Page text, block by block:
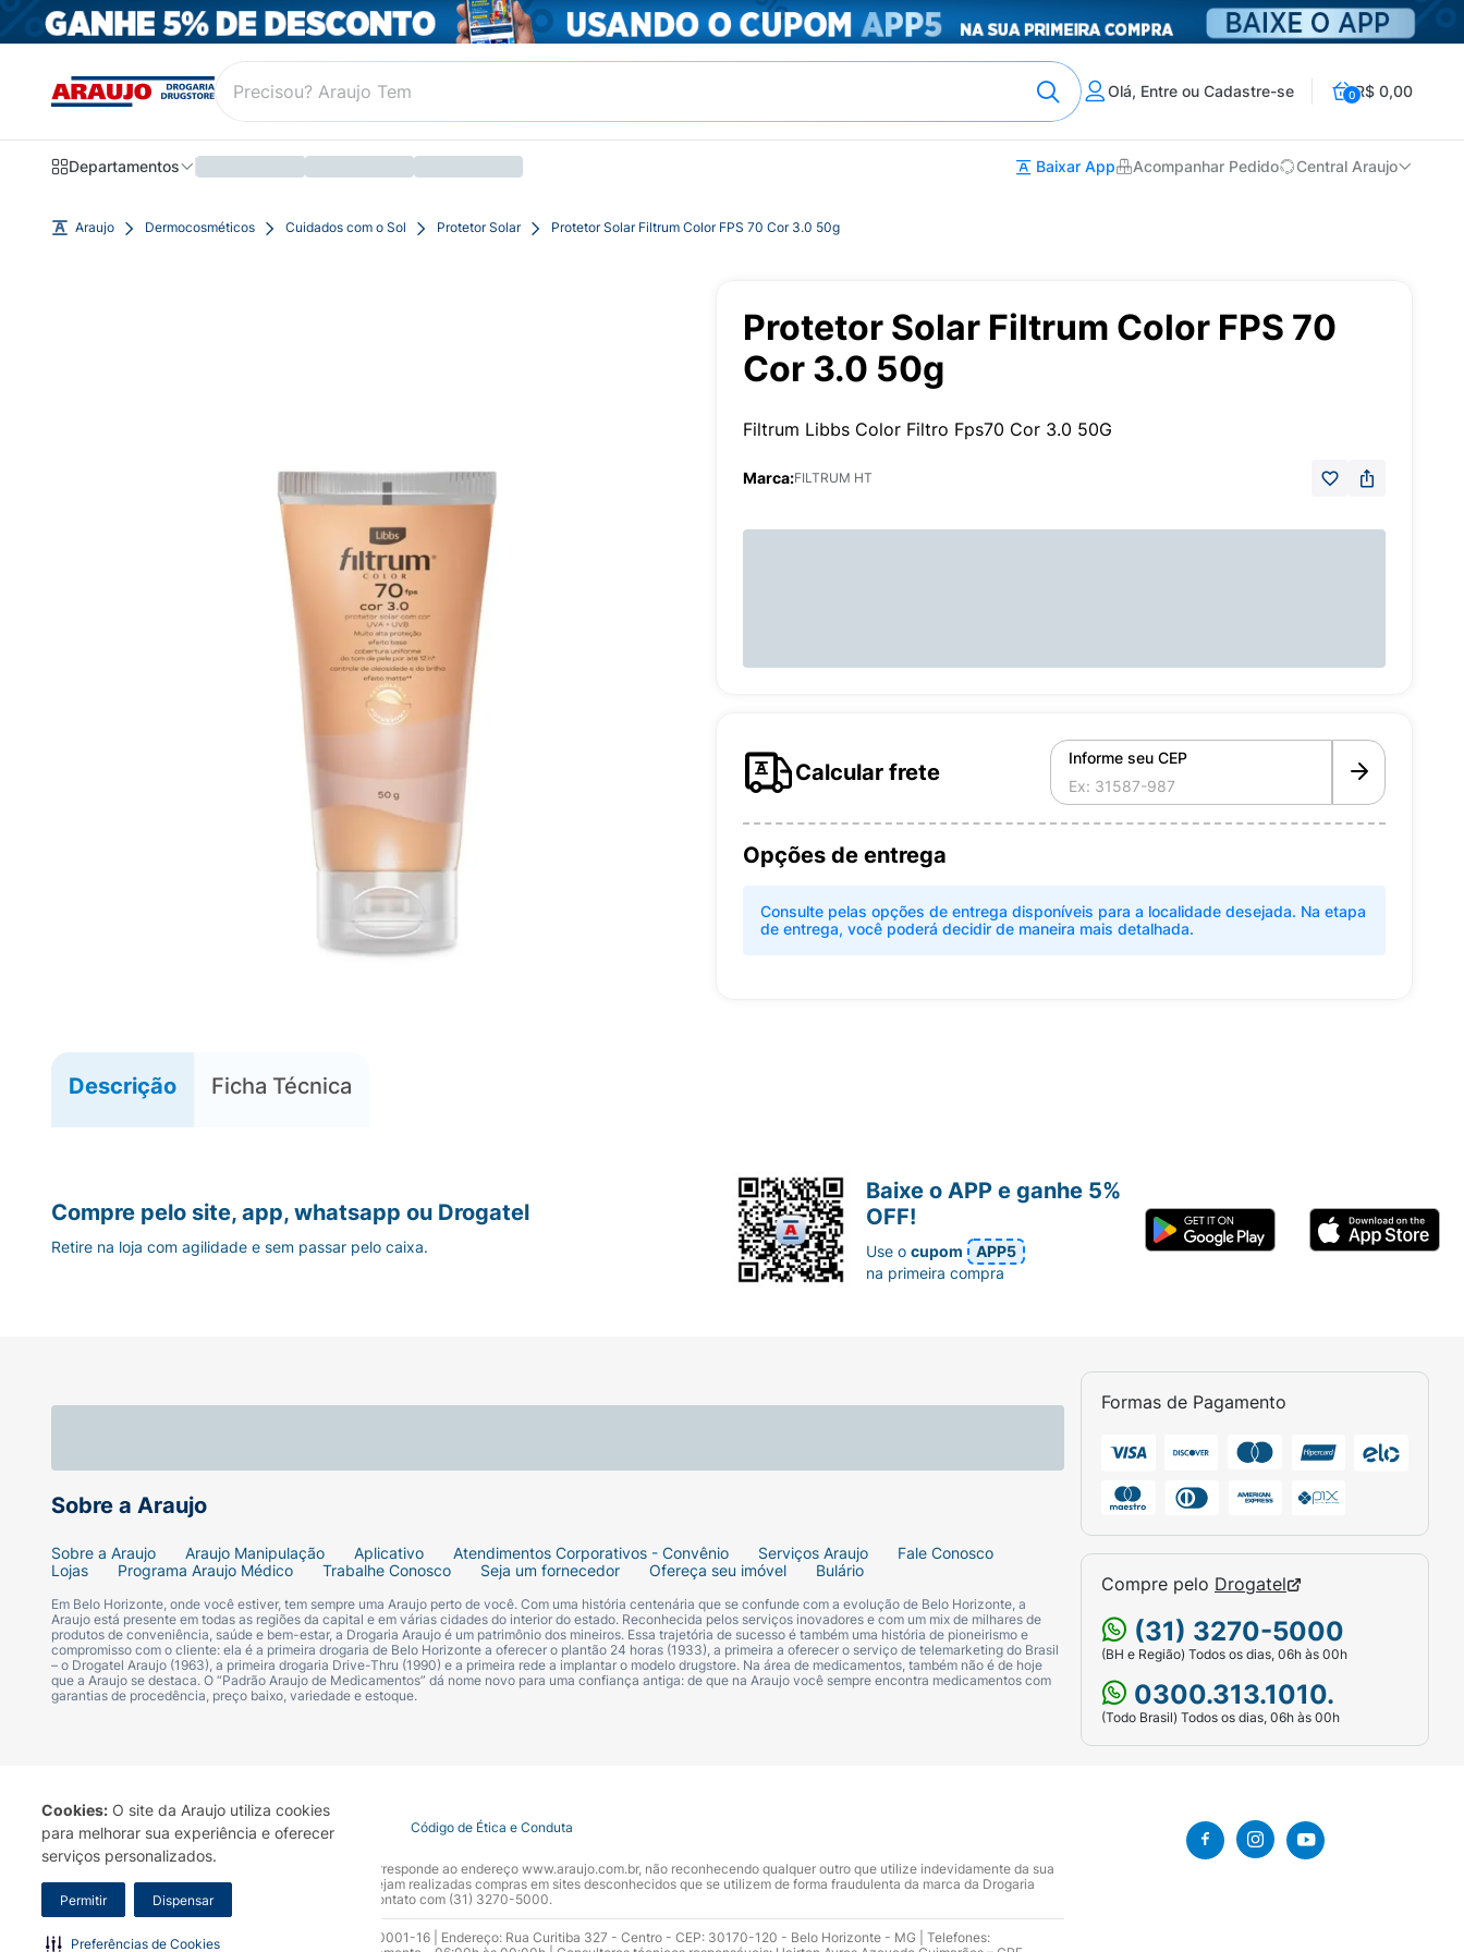
Cookies: O site da Araujo utiliza cookies
para melhorar sua experiência e oferecer
serviços personalizados.
Permitir Dispensar
Preferências de Cookies
Olá, Entre ou Cadastre-se 0R$ 0,00
Departamentos Baixar App Acompanhar Pedido Central Araujo
Araujo Dermocosméticos Cuidados com o Sol Protetor Solar Protetor Solar Filtrum Color FPS 70 Cor 3.0 50g
Protetor Solar Filtrum Color FPS 70
Cor 3.0 50g
Filtrum Libbs Color Filtro Fps70 Cor 3.0 50G
Marca:FILTRUM HT
Calcular frete
Informe seu CEP
Opções de entrega
Consulte pelas opções de entrega disponíveis para a localidade desejada. Na etapa
de entrega, você poderá decidir de maneira mais detalhada.
Descrição Ficha Técnica
Sobre a Araujo
Sobre a Araujo Araujo Manipulação Aplicativo Atendimentos Corporativos - Convênio Serviços Araujo
Fale Conosco
Lojas
Programa Araujo Médico Trabalhe Conosco Seja um fornecedor Ofereça seu imóvel Bulário
Em Belo Horizonte, onde você estiver, tem sempre uma Araujo perto de você. Com uma história centenária que se confunde com a evolução de Belo Horizonte, a
Araujo está presente em todas as regiões da capital e em várias cidades do interior do estado. Reconhecida pelos serviços inovadores e com um mix de milhares de
produtos de conveniência, saúde e bem-estar, a Drogaria Araujo é um patrimônio dos mineiros. Essa trajetória de sucesso é também uma história de pioneirismo e
compromisso com o cliente: ela é a primeira drogaria de Belo Horizonte a oferecer o plantão 24 horas (1933), a primeira a oferecer o serviço de telemarketing do Brasil
– o Drogatel Araujo (1963), a primeira drogaria Drive-Thru (1990) e a primeira rede a implantar o modelo drugstore. Na área de medicamentos, também não é de hoje
que a Araujo se destaca. O “Padrão Araujo de Medicamentos” dá nome novo para uma confiança antiga: de que na Araujo você sempre encontra medicamentos com
garantias de procedência, preço baixo, variedade e estoque.
Formas de Pagamento
Compre pelo Drogatel
(31) 3270-5000
(BH e Região) Todos os dias, 06h às 00h
0300.313.1010.
(Todo Brasil) Todos os dias, 06h às 00h
Compre pelo site, app, whatsapp ou Drogatel
Retire na loja com agilidade e sem passar pelo caixa.
Baixe o APP e ganhe 5%
OFF!
Use ocupom
APP5
na primeira compra
Termo de Uso Portal da Privacidade Covid-19 Código de Ética e Conduta
A Drogaria Araujo S/A informa que o seu site oficial corresponde ao endereço www.araujo.com.br, não reconhecendo qualquer outro que utilize indevidamente da sua
marca. Para sua segurança recomendamos que não sejam realizadas compras em sites desconhecidos que se utilizem de forma fraudulenta da marca da Drogaria
Araujo S.A. Em caso de dúvidas, gentileza entrar em contato com (31) 3270-5000.
Razão Social: Drogaria Araujo S.A | CNPJ: 17.256.512.0001-16 | Endereço: Rua Curitiba 327 - Centro - CEP: 30170-120 - Belo Horizonte - MG | Telefones: